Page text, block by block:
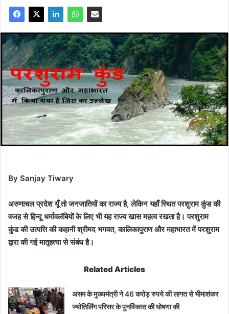
By Sanjay Tiwary
अरुणाचल प्रदेश यूँ तो जनजातियों का राज्य है, लेकिन यहाँ स्थित परशुराम कुंड की
वजह से हिन्दू धर्मावलंबियों के लिए भी यह राज्य खास महत्व रखता है। परशुराम
कुंड की उत्पत्ति की कहानी श्रीमद भगवत, कालिकापुराण और महाभारत में परशुराम
द्वारा की गई मातृहत्या से संबंध है।
Related Articles
असम के मुख्यमंत्री ने 46 करोड़ रुपये की लागत से भीमाशंकर
ज्योतिर्लिंग परिसर के पुनर्विकास की घोषणा की